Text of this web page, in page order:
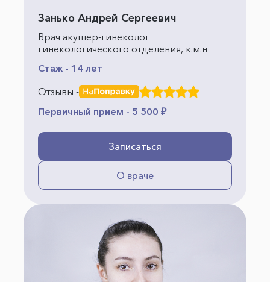
Занько Андрей Сергеевич
Врач акушер-гинеколог
гинекологического отделения, к.м.н
Стаж - 14 лет
Отзывы -
Первичный прием - 5 500 ₽
Записаться
О враче